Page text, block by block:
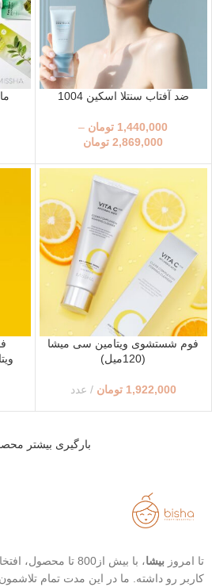
ضد آفتاب سنتلا اسکین 1004
1,440,000 تومان –
2,869,000 تومان
فوم شستشوی ویتامین سی میشا
(120میل)
1,922,000 تومان عدد
بارگیری بیشتر
تا امروز بیشا
کاربر رو داشته. ما در این مدت تمام